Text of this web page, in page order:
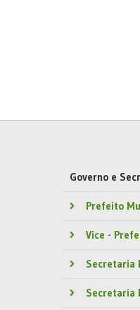
Governo e
Prefeito
Vice -
Secretaria
Secretaria